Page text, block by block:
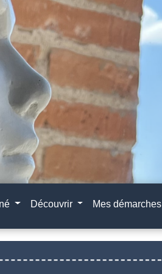
Découvrir Mes démarches